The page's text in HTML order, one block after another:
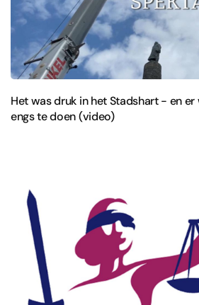
Het was druk in het Stadshart - en
engs te doen (video)